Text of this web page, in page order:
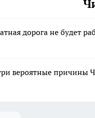
дорога не будет
вероятные причины